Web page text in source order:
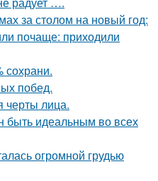
за столом на новый год:
почаще: приходили
сохрани.
побед.
черты лица.
идеальным во всех
огромной грудью